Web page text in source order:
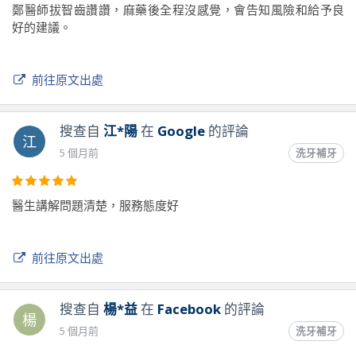
鄭醫師拔智齒讚讚，麻藥後全程沒感覺，會告知風險和給予良
好的建議。
前往原文出處
江
搜查自 江*陽在 Google的評論
5 個月前 洗牙補牙
醫生講解問題清楚，服務態度好
前往原文出處
楊
搜查自 楊*益在 Facebook的評論
5 個月前 洗牙補牙